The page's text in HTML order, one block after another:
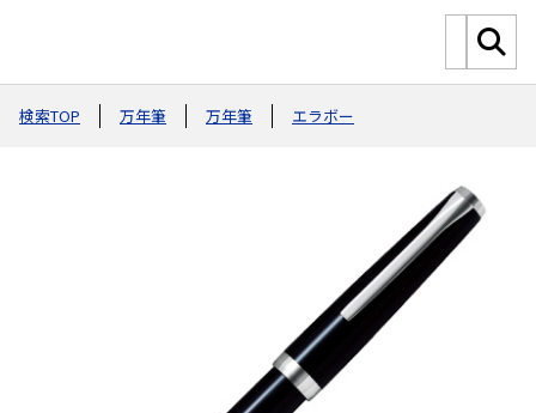
検索TOP 万年筆 万年筆 エラボー